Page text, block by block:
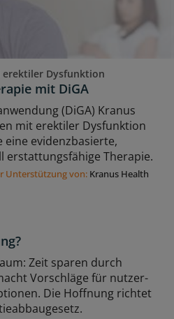
erektiler Dysfunktion
mit DiGA
(DiGA) Kranus
mit erektiler Dysfunktion
eine evidenzbasierte,
erstattungsfähige Therapie.
Unterstützung von: Kranus Health
Zeit sparen durch
Vorschläge für nutzer-
Die Hoffnung richtet